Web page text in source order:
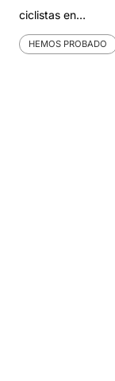
ciclistas en…
HEMOS PROBADO